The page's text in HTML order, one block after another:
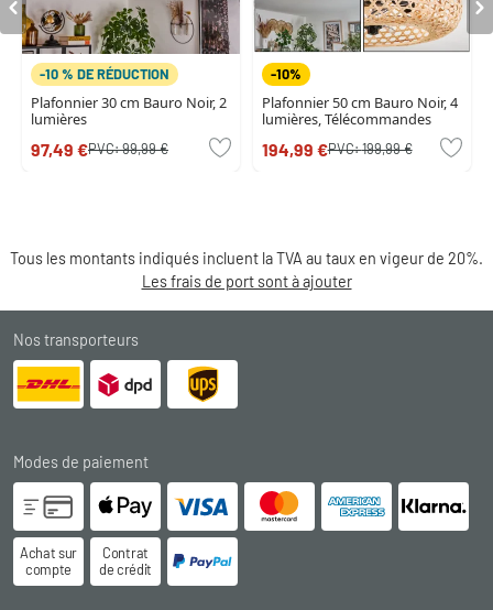
-10 % DE RÉDUCTION
Plafonnier 30 cm Bauro Noir, 2
lumières
97,49 €PVC:99,99 €
-10%
Plafonnier 50 cm Bauro Noir, 4
lumières, Télécommandes
194,99 €PVC:199,99 €
Tous les montants indiqués incluent la TVA au taux en vigeur de 20%.
Les frais de port sont à ajouter
Nos transporteurs
Modes de paiement
Achat sur
compte
Contrat
de crédit